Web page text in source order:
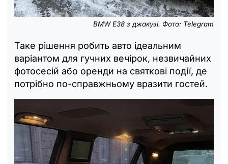
BMW E38 з джакузі. Фото: Telegram
Таке рішення робить авто ідеальним
варіантом для гучних вечірок, незвичайних
фотосесій або оренди на святкові події, де
потрібно по-справжньому вразити гостей.